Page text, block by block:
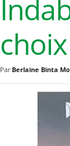
Par Berlaine Binta